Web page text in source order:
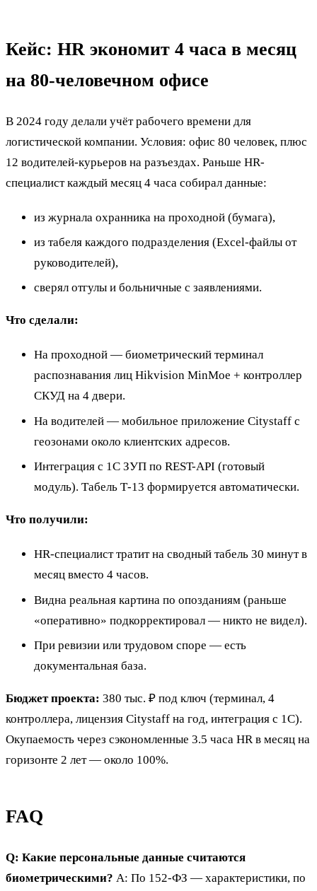
Кейс: HR экономит 4 часа в месяц
на 80-человечном офисе
В 2024 году делали учёт рабочего времени для
логистической компании. Условия: офис 80 человек, плюс
12 водителей-курьеров на разъездах. Раньше HR-
специалист каждый месяц 4 часа собирал данные:
из журнала охранника на проходной (бумага),
из табеля каждого подразделения (Excel-файлы от
руководителей),
сверял отгулы и больничные с заявлениями.
Что сделали:
На проходной — биометрический терминал
распознавания лиц Hikvision MinMoe + контроллер
СКУД на 4 двери.
На водителей — мобильное приложение Citystaff с
геозонами около клиентских адресов.
Интеграция с 1С ЗУП по REST-API (готовый
модуль). Табель Т-13 формируется автоматически.
Что получили:
HR-специалист тратит на сводный табель 30 минут в
месяц вместо 4 часов.
Видна реальная картина по опозданиям (раньше
«оперативно» подкорректировал — никто не видел).
При ревизии или трудовом споре — есть
документальная база.
Бюджет проекта: 380 тыс. ₽ под ключ (терминал, 4
контроллера, лицензия Citystaff на год, интеграция с 1С).
Окупаемость через сэкономленные 3.5 часа HR в месяц на
горизонте 2 лет — около 100%.
FAQ
Q: Какие персональные данные считаются
биометрическими? A: По 152-ФЗ — характеристики, по